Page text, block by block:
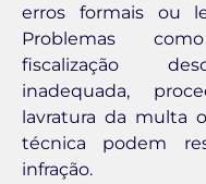
erros formais ou
Problemas
fiscalização
inadequada,
lavratura da multa
técnica podem
infração.